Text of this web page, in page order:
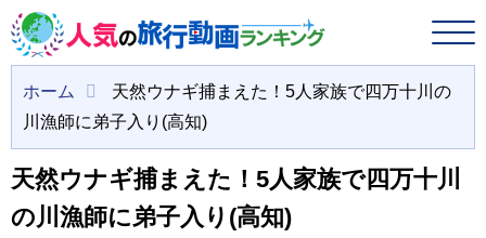
ホーム
天然ウナギ捕まえた！5人家族で四万十川の
川漁師に弟子入り(高知)
天然ウナギ捕まえた！5人家族で四万十川
の川漁師に弟子入り(高知)